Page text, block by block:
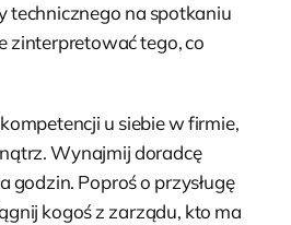
technicznego na spotkaniu
zinterpretować tego, co
u siebie w firmie,
Wynajmij doradcę
godzin. Poproś o przysługę
kogoś z zarządu, kto ma